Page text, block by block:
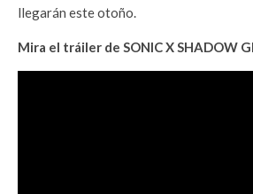
llegarán este otoño.
Mira el tráiler de SONIC X SHADOW